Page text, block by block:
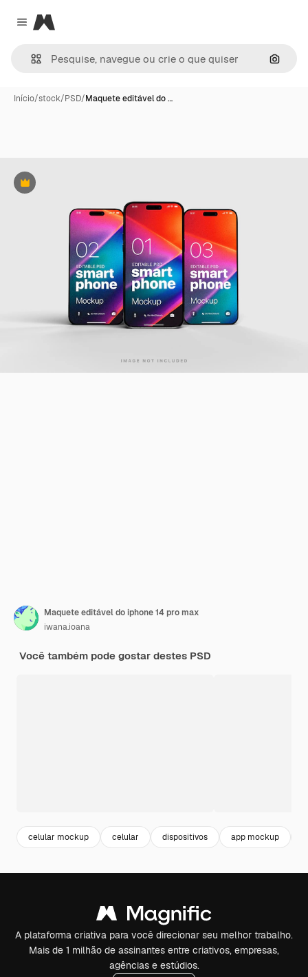
Close menu
Magnific
Início/stock/PSD/Maquete editável do …
Premium
Maquete editável do iphone 14 pro max
iwana.ioana
Você também pode gostar destes PSD
celular mockup celular dispositivos app mockup
A plataforma criativa para você direcionar seu melhor trabalho.
Mais de 1 milhão de assinantes entre criativos, empresas,
agências e estúdios.